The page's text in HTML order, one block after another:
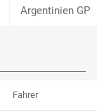
Argentinien GP
Fahrer